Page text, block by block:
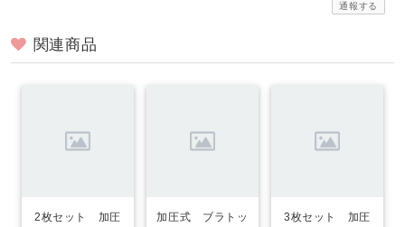
通報する
関連商品
2枚セット 加圧
加圧式 ブラトッ
3枚セット 加圧